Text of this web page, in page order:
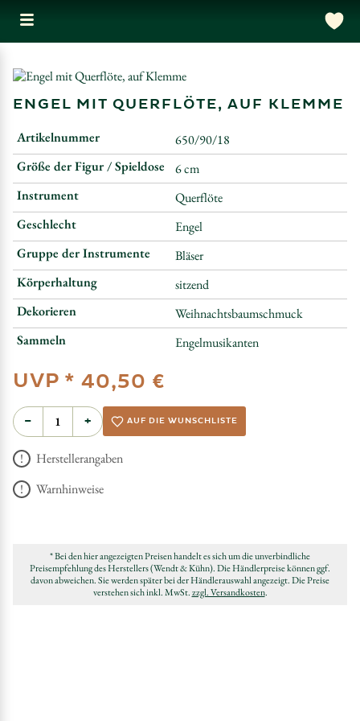
ENGEL MIT QUERFLÖTE, AUF KLEMME
Artikelnummer
650/90/18
Größe der Figur / Spieldose
6 cm
Instrument
Querflöte
Geschlecht
Engel
Gruppe der Instrumente
Bläser
Körperhaltung
sitzend
Dekorieren
Weihnachtsbaumschmuck
Sammeln
Engelmusikanten
UVP * 40,50 €
− + AUF DIE WUNSCHLISTE
Herstellerangaben
Warnhinweise
* Bei den hier angezeigten Preisen handelt es sich um die unverbindliche
Preisempfehlung des Herstellers (Wendt & Kühn). Die Händlerpreise können ggf.
davon abweichen. Sie werden später bei der Händlerauswahl angezeigt. Die Preise
verstehen sich inkl. MwSt.zzgl. Versandkosten.